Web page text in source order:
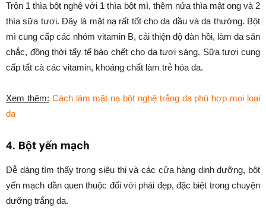
Trộn 1 thìa bột nghệ với 1 thìa bột mì, thêm nửa thìa mật ong và 2
thìa sữa tươi. Đây là mặt nạ rất tốt cho da dầu và da thường. Bột
mì cung cấp các nhóm vitamin B, cải thiện độ đàn hồi, làm da săn
chắc, đồng thời tẩy tế bào chết cho da tươi sáng. Sữa tươi cung
cấp tất cà các vitamin, khoáng chất làm trẻ hóa da.
Xem thêm: Cách làm mặt nạ bột nghệ trắng da phù hợp mọi loại
da
4. Bột yến mạch
Dễ dàng tìm thấy trong siêu thị và các cửa hàng dinh dưỡng, bột
yến mạch dần quen thuộc đối với phái đẹp, đặc biệt trong chuyện
dưỡng trắng da.